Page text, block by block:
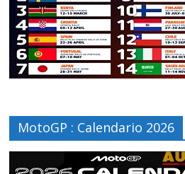
MotoGP : Calendario 2026